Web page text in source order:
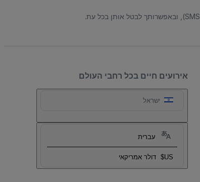
אירועים חיים בכל רחבי העולם
ישראל
עברית
US$ דולר אמריקאי